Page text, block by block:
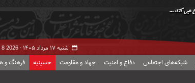
شنبه ۱۷ مرداد ۱۴۰۵ - 8 2026
شبکه‌های اجتماعی دفاع و امنیت جهاد و مقاومت حسینیه فرهنگ و